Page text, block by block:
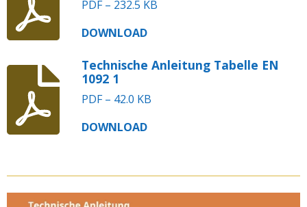
PDF – 232.5 KB
DOWNLOAD
Technische Anleitung Tabelle EN
1092 1
PDF – 42.0 KB
DOWNLOAD